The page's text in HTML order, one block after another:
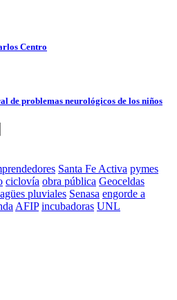
Centro
de problemas neurológicos de los niños
Santa Fe Activa pymes
ciclovía obra pública Geoceldas
pluviales Senasa engorde a
AFIP incubadoras UNL